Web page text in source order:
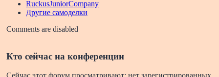
RuckusJuniorCompany
Другие самоделки
Comments are disabled
Кто сейчас на конференции
Сейчас этот форум просматривают: нет зарегистрированных